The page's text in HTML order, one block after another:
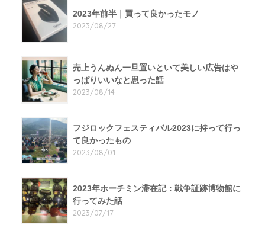
2023年前半｜買って良かったモノ
2023/08/27
売上うんぬん一旦置いといて美しい広告はや
っぱりいいなと思った話
2023/08/14
フジロックフェスティバル2023に持って行っ
て良かったもの
2023/08/01
2023年ホーチミン滞在記：戦争証跡博物館に
行ってみた話
2023/07/17